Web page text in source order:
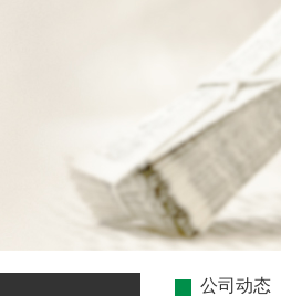
公司动态